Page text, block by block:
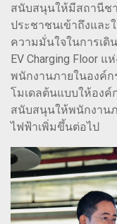
สนับสนุนให้มีสถานีช
ประชาชนเข้าถึงและ
ความมั่นใจในการเดิ
EV Charging Floor
พนักงานภายในองค์ก
โมเดลต้นแบบให้องค์
สนับสนุนให้พนักงาน
ไฟฟ้าเพิ่มขึ้นต่อไป